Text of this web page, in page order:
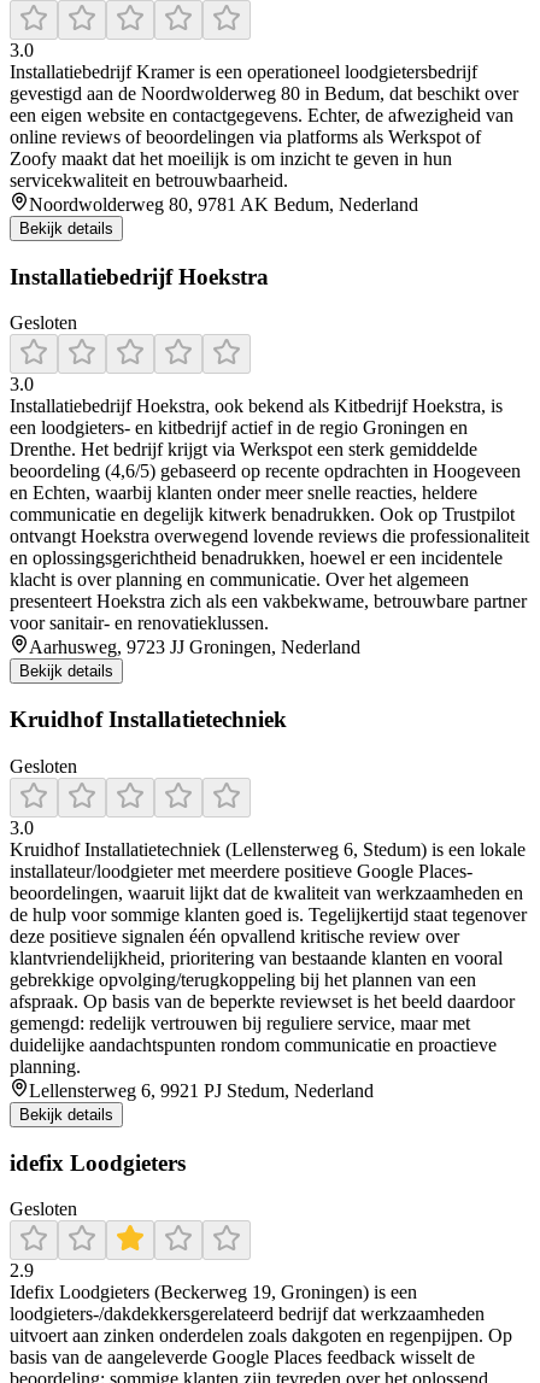
3.0
Installatiebedrijf Kramer is een operationeel loodgietersbedrijf
gevestigd aan de Noordwolderweg 80 in Bedum, dat beschikt over
een eigen website en contactgegevens. Echter, de afwezigheid van
online reviews of beoordelingen via platforms als Werkspot of
Zoofy maakt dat het moeilijk is om inzicht te geven in hun
servicekwaliteit en betrouwbaarheid.
Noordwolderweg 80, 9781 AK Bedum, Nederland
Bekijk details
Installatiebedrijf Hoekstra
Gesloten
3.0
Installatiebedrijf Hoekstra, ook bekend als Kitbedrijf Hoekstra, is
een loodgieters- en kitbedrijf actief in de regio Groningen en
Drenthe. Het bedrijf krijgt via Werkspot een sterk gemiddelde
beoordeling (4,6/5) gebaseerd op recente opdrachten in Hoogeveen
en Echten, waarbij klanten onder meer snelle reacties, heldere
communicatie en degelijk kitwerk benadrukken. Ook op Trustpilot
ontvangt Hoekstra overwegend lovende reviews die professionaliteit
en oplossingsgerichtheid benadrukken, hoewel er een incidentele
klacht is over planning en communicatie. Over het algemeen
presenteert Hoekstra zich als een vakbekwame, betrouwbare partner
voor sanitair- en renovatieklussen.
Aarhusweg, 9723 JJ Groningen, Nederland
Bekijk details
Kruidhof Installatietechniek
Gesloten
3.0
Kruidhof Installatietechniek (Lellensterweg 6, Stedum) is een lokale
installateur/loodgieter met meerdere positieve Google Places-
beoordelingen, waaruit lijkt dat de kwaliteit van werkzaamheden en
de hulp voor sommige klanten goed is. Tegelijkertijd staat tegenover
deze positieve signalen één opvallend kritische review over
klantvriendelijkheid, prioritering van bestaande klanten en vooral
gebrekkige opvolging/terugkoppeling bij het plannen van een
afspraak. Op basis van de beperkte reviewset is het beeld daardoor
gemengd: redelijk vertrouwen bij reguliere service, maar met
duidelijke aandachtspunten rondom communicatie en proactieve
planning.
Lellensterweg 6, 9921 PJ Stedum, Nederland
Bekijk details
idefix Loodgieters
Gesloten
2.9
Idefix Loodgieters (Beckerweg 19, Groningen) is een
loodgieters-/dakdekkersgerelateerd bedrijf dat werkzaamheden
uitvoert aan zinken onderdelen zoals dakgoten en regenpijpen. Op
basis van de aangeleverde Google Places feedback wisselt de